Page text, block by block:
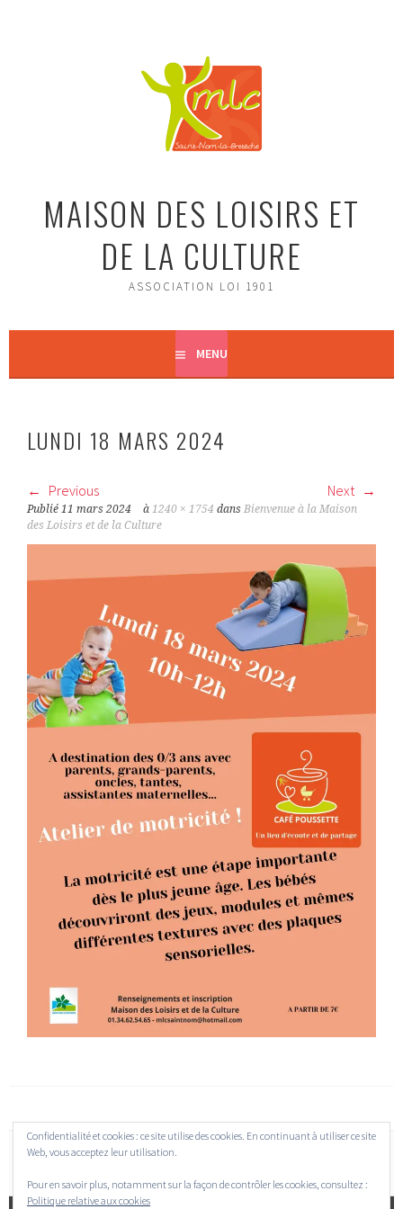
MAISON DES LOISIRS ET
DE LA CULTURE
ASSOCIATION LOI 1901
MENU
LUNDI 18 MARS 2024
Previous Next
Publié11 mars 2024 à1240 × 1754 dansBienvenue à la Maison
des Loisirs et de la Culture
Confidentialité et cookies : ce site utilise des cookies. En continuant à utiliser ce site
Web, vous acceptez leur utilisation.
Pour en savoir plus, notamment sur la façon de contrôler les cookies, consultez :
Politique relative aux cookies